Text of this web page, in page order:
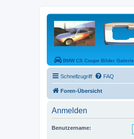
BMW CS Coupe Bilder Galerie
Schnellzugriff FAQ
Foren-Übersicht
Anmelden
Benutzername: